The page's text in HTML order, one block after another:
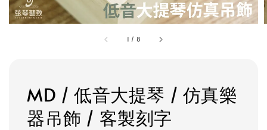
1 / 8
MD / 低音大提琴 / 仿真樂
器吊飾 / 客製刻字